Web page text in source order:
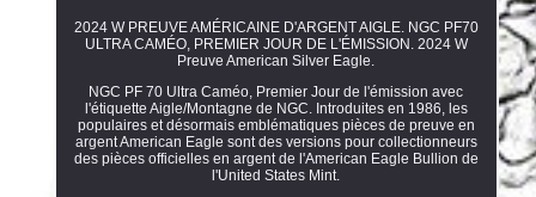
2024 W PREUVE AMÉRICAINE D'ARGENT AIGLE. NGC PF70
ULTRA CAMÉO, PREMIER JOUR DE L'ÉMISSION. 2024 W
Preuve American Silver Eagle.
NGC PF 70 Ultra Caméo, Premier Jour de l'émission avec
l'étiquette Aigle/Montagne de NGC. Introduites en 1986, les
populaires et désormais emblématiques pièces de preuve en
argent American Eagle sont des versions pour collectionneurs
des pièces officielles en argent de l'American Eagle Bullion de
l'United States Mint.